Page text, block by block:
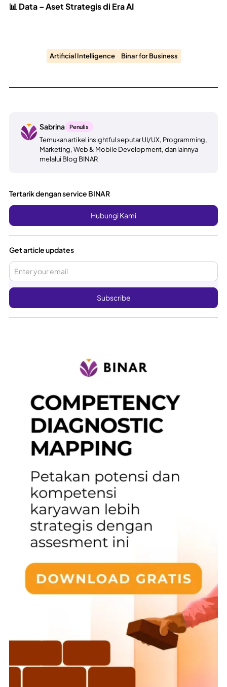
📊 Data – Aset Strategis di Era AI
Artificial Intelligence Binar for Business
Sabrina Penulis
Temukan artikel insightful seputar UI/UX, Programming,
Marketing, Web & Mobile Development, dan lainnya
melalui Blog BINAR
Tertarik dengan service BINAR
Hubungi Kami
Get article updates